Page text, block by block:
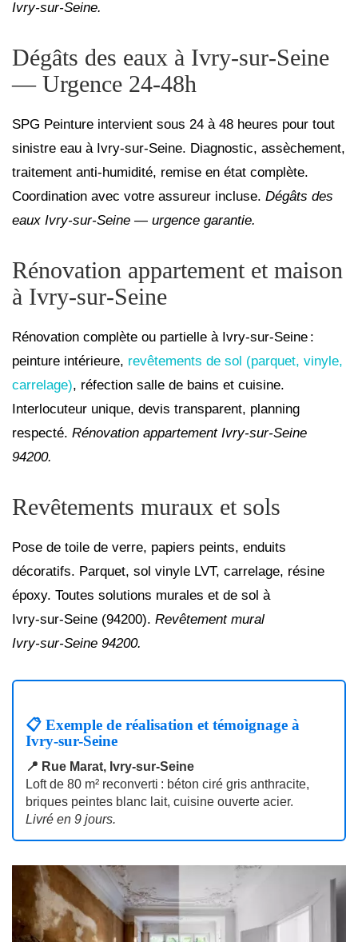
Ivry‑sur‑Seine.
Dégâts des eaux à Ivry‑sur‑Seine
— Urgence 24‑48h
SPG Peinture intervient sous 24 à 48 heures pour tout
sinistre eau à Ivry‑sur‑Seine. Diagnostic, assèchement,
traitement anti‑humidité, remise en état complète.
Coordination avec votre assureur incluse. Dégâts des
eaux Ivry‑sur‑Seine — urgence garantie.
Rénovation appartement et maison
à Ivry‑sur‑Seine
Rénovation complète ou partielle à Ivry‑sur‑Seine :
peinture intérieure, revêtements de sol (parquet, vinyle,
carrelage), réfection salle de bains et cuisine.
Interlocuteur unique, devis transparent, planning
respecté. Rénovation appartement Ivry‑sur‑Seine
94200.
Revêtements muraux et sols
Pose de toile de verre, papiers peints, enduits
décoratifs. Parquet, sol vinyle LVT, carrelage, résine
époxy. Toutes solutions murales et de sol à
Ivry‑sur‑Seine (94200). Revêtement mural
Ivry‑sur‑Seine 94200.
📋 Exemple de réalisation et témoignage à
Ivry-sur-Seine
📍 Rue Marat, Ivry-sur-Seine
Loft de 80 m² reconverti : béton ciré gris anthracite,
briques peintes blanc lait, cuisine ouverte acier.
Livré en 9 jours.